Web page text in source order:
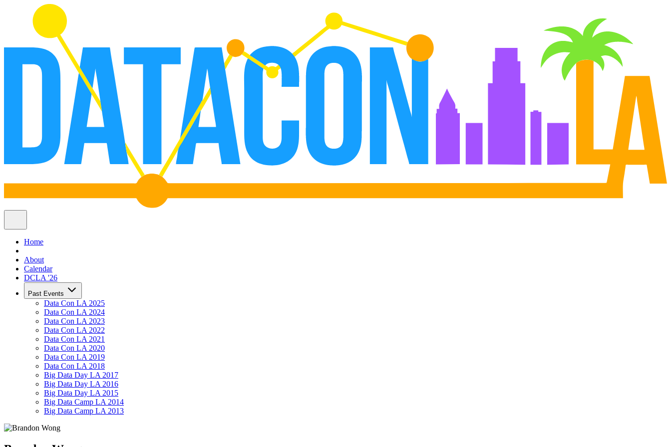
Home
About
Calendar
DCLA '26
Past Events
Data Con LA 2025
Data Con LA 2024
Data Con LA 2023
Data Con LA 2022
Data Con LA 2021
Data Con LA 2020
Data Con LA 2019
Data Con LA 2018
Big Data Day LA 2017
Big Data Day LA 2016
Big Data Day LA 2015
Big Data Camp LA 2014
Big Data Camp LA 2013